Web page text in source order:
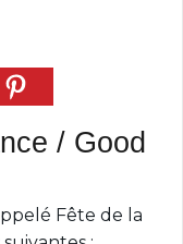
/ Good
Fête de la